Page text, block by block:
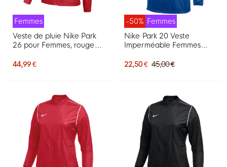
Femmes
Veste de pluie Nike Park
26 pour Femmes, rouge
44,99 €
-50% Femmes
Nike Park 20 Veste
Imperméable Femmes
22,50 € 45,00 €